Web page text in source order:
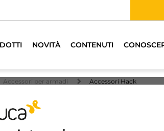
NOVITÀ CONTENUTI
Accessori per armadi Accessori Hack